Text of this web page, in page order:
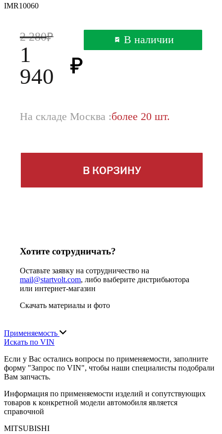
IMR10060
2 280
1
940
В наличии
На складе Москва :более 20 шт.
В КОРЗИНУ
Хотите сотрудничать?
Оставьте заявку на сотрудничество на
mail@startvolt.com, либо выберите дистрибьютора
или интернет-магазин
Скачать материалы и фото
Применяемость
Искать по VIN
Если у Вас остались вопросы по применяемости, заполните
форму "Запрос по VIN", чтобы наши специалисты подобрали
Вам запчасть.
Информация по применяемости изделий и сопутствующих
товаров к конкретной модели автомобиля является
справочной
MITSUBISHI